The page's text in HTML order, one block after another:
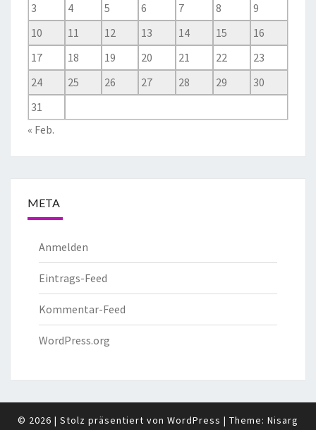
3
4 5 6 7 8
9
10
11 12 13 14 15
16
17
18 19 20 21 22
23
24
25 26 27 28 29
30
31
« Feb.
META
Anmelden
Eintrags-Feed
Kommentar-Feed
WordPress.org
© 2026 | Stolz präsentiert von WordPress | Theme: Nisarg